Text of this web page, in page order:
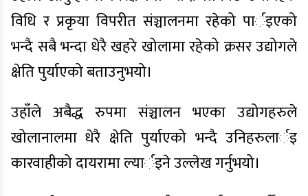
विधि र प्रकृया विपरीत संञ्चालनमा रहेको पार्इएको
भन्दै सबै भन्दा धेरै खहरे खोलामा रहेको क्रसर उद्योगले
क्षेति पुर्याएको बताउनुभयो।
उहाँले अबैद्ध रुपमा संञ्चालन भएका उद्योगहरुले
खोलानालमा धेरै क्षेति पुर्याएको भन्दै उनिहरुलार्इ
कारवाहीको दायरामा ल्यार्इने उल्लेख गर्नुभयो।